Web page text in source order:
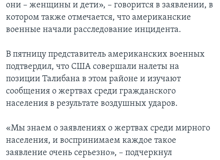
они – женщины и дети», – говорится в заявлении, в
котором также отмечается, что американские
военные начали расследование инцидента.
В пятницу представитель американских военных
подтвердил, что США совершали налеты на
позиции Талибана в этом районе и изучают
сообщения о жертвах среди гражданского
населения в результате воздушных ударов.
«Мы знаем о заявлениях о жертвах среди мирного
населения, и воспринимаем каждое такое
заявление очень серьезно», – подчеркнул